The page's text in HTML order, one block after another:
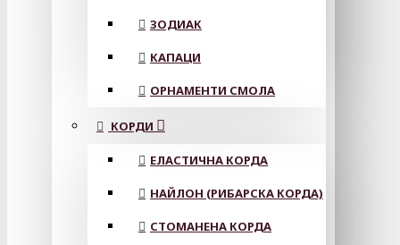
ЗОДИАК
КАПАЦИ
ОРНАМЕНТИ СМОЛА
КОРДИ
ЕЛАСТИЧНА КОРДА
НАЙЛОН (РИБАРСКА КОРДА)
СТОМАНЕНА КОРДА